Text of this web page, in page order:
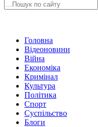
Головна
Відеоновини
Війна
Економіка
Кримінал
Культура
Політика
Спорт
Суспільство
Блоги